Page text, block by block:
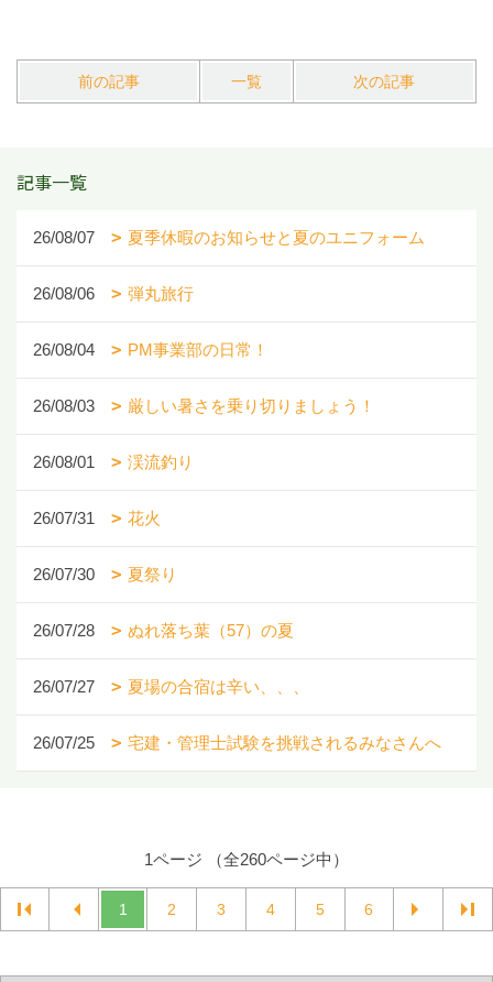
前の記事 一覧 次の記事
記事一覧
26/08/07 夏季休暇のお知らせと夏のユニフォーム
26/08/06 弾丸旅行
26/08/04 PM事業部の日常！
26/08/03 厳しい暑さを乗り切りましょう！
26/08/01 渓流釣り
26/07/31 花火
26/07/30 夏祭り
26/07/28 ぬれ落ち葉（57）の夏
26/07/27 夏場の合宿は辛い、、、
26/07/25 宅建・管理士試験を挑戦されるみなさんへ
1ページ （全260ページ中）
1 2 3 4 5 6